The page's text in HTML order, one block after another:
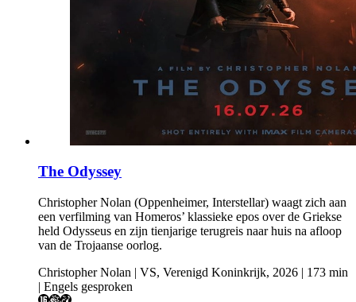
The Odyssey
Christopher Nolan (Oppenheimer, Interstellar) waagt zich aan
een verfilming van Homeros’ klassieke epos over de Griekse
held Odysseus en zijn tienjarige terugreis naar huis na afloop
van de Trojaanse oorlog.
Christopher Nolan | VS, Verenigd Koninkrijk, 2026 | 173 min
| Engels gesproken